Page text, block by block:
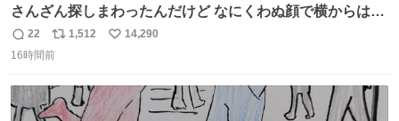
さんざん探しまわったんだけど なにくわぬ顔で横からはえ
てた
返
信
22
リ
ポ
ト
数
1,512
い
数
14,290
16時間前